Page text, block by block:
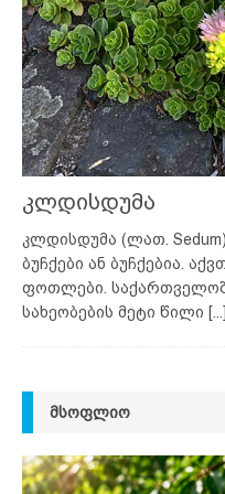
კლდისდუმა
კლდისდუმა (ლათ.
ბუჩქები ან ბუჩქებია.
ფოთლები.
სახეობების მეტი წილი [...]
ᲛᲡᲝᲤᲚᲘᲝ